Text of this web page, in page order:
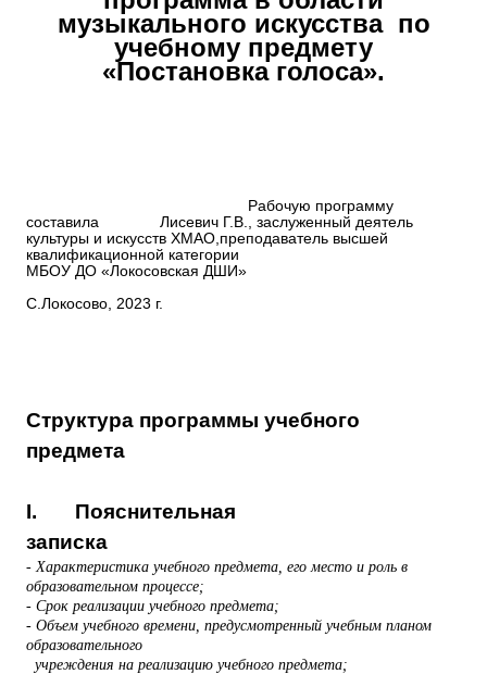
музыкального искусства по
учебному предмету
«Постановка голоса».
Рабочую программу
составила Лисевич Г.В., заслуженный деятель
культуры и искусств ХМАО,преподаватель высшей
квалификационной категории
МБОУ ДО «Локосовская ДШИ»
С.Локосово, 2023 г.
Структура программы учебного
предмета
I. Пояснительная
записка
- Характеристика учебного предмета, его место и роль в
образовательном процессе;
- Срок реализации учебного предмета;
- Объем учебного времени, предусмотренный учебным планом
образовательного
учреждения на реализацию учебного предмета;